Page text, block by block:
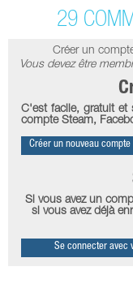
29
Créer un
Vous devez être
C'est facile, gratuit et
compte Steam,
Créer un nouveau compte
Si vous avez un
si vous avez déjà
Se connecter avec